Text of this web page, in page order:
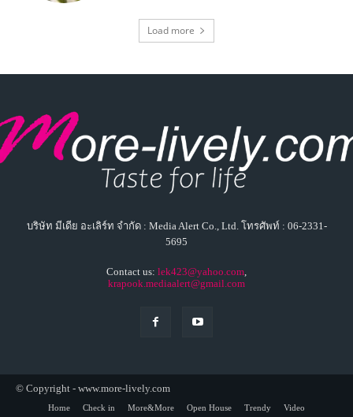
Load more
บริษัท มีเดีย อะเลิร์ท จำกัด : Media Alert Co., Ltd. โทรศัพท์ : 06-2331-
5695
Contact us: lek423@yahoo.com,
krapook.mediaalert@gmail.com
© Copyright - www.more-lively.com
Home Check in More&More Open House Trendy Video